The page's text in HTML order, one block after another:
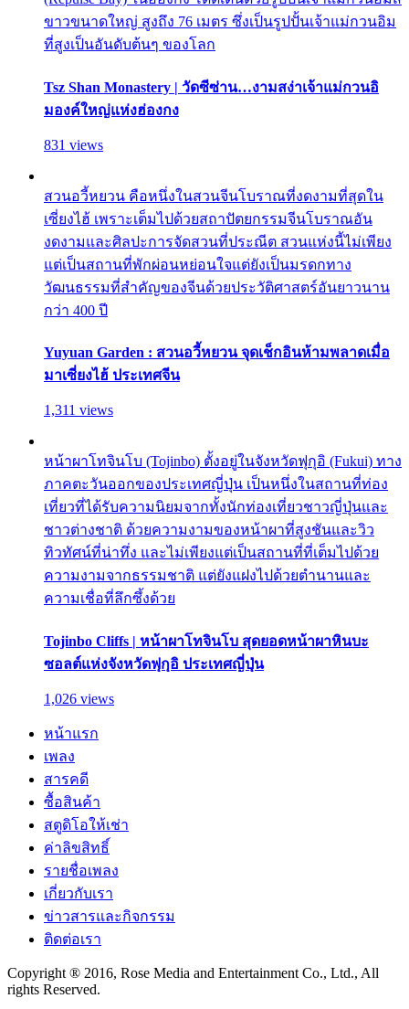
ขาวขนาดใหญ่ สูงถึง 76 เมตร ซึ่งเป็นรูปปั้นเจ้าแม่กวนอิม
ที่สูงเป็นอันดับต้นๆ ของโลก
Tsz Shan Monastery | วัดซีซ่าน…งามสง่าเจ้าแม่กวนอิ
มองค์ใหญ่แห่งฮ่องกง
831 views
สวนอวี้หยวน คือหนึ่งในสวนจีนโบราณที่งดงามที่สุดใน
เซี่ยงไฮ้ เพราะเต็มไปด้วยสถาปัตยกรรมจีนโบราณอัน
งดงามและศิลปะการจัดสวนที่ประณีต สวนแห่งนี้ไม่เพียง
แต่เป็นสถานที่พักผ่อนหย่อนใจแต่ยังเป็นมรดกทาง
วัฒนธรรมที่สำคัญของจีนด้วยประวัติศาสตร์อันยาวนาน
กว่า 400 ปี
Yuyuan Garden : สวนอวี้หยวน จุดเช็กอินห้ามพลาดเมื่อ
มาเซี่ยงไฮ้ ประเทศจีน
1,311 views
หน้าผาโทจินโบ (Tojinbo) ตั้งอยู่ในจังหวัดฟุกุอิ (Fukui) ทาง
ภาคตะวันออกของประเทศญี่ปุ่น เป็นหนึ่งในสถานที่ท่อง
เที่ยวที่ได้รับความนิยมจากทั้งนักท่องเที่ยวชาวญี่ปุ่นและ
ชาวต่างชาติ ด้วยความงามของหน้าผาที่สูงชันและวิว
ทิวทัศน์ที่น่าทึ่ง และไม่เพียงแต่เป็นสถานที่ที่เต็มไปด้วย
ความงามจากธรรมชาติ แต่ยังแฝงไปด้วยตำนานและ
ความเชื่อที่ลึกซึ้งด้วย
Tojinbo Cliffs | หน้าผาโทจินโบ สุดยอดหน้าผาหินบะ
ซอลต์แห่งจังหวัดฟุกุอิ ประเทศญี่ปุ่น
1,026 views
หน้าแรก
เพลง
สารคดี
ซื้อสินค้า
สตูดิโอให้เช่า
ค่าลิขสิทธิ์
รายชื่อเพลง
เกี่ยวกับเรา
ข่าวสารและกิจกรรม
ติดต่อเรา
Copyright ® 2016, Rose Media and Entertainment Co., Ltd., All
rights Reserved.